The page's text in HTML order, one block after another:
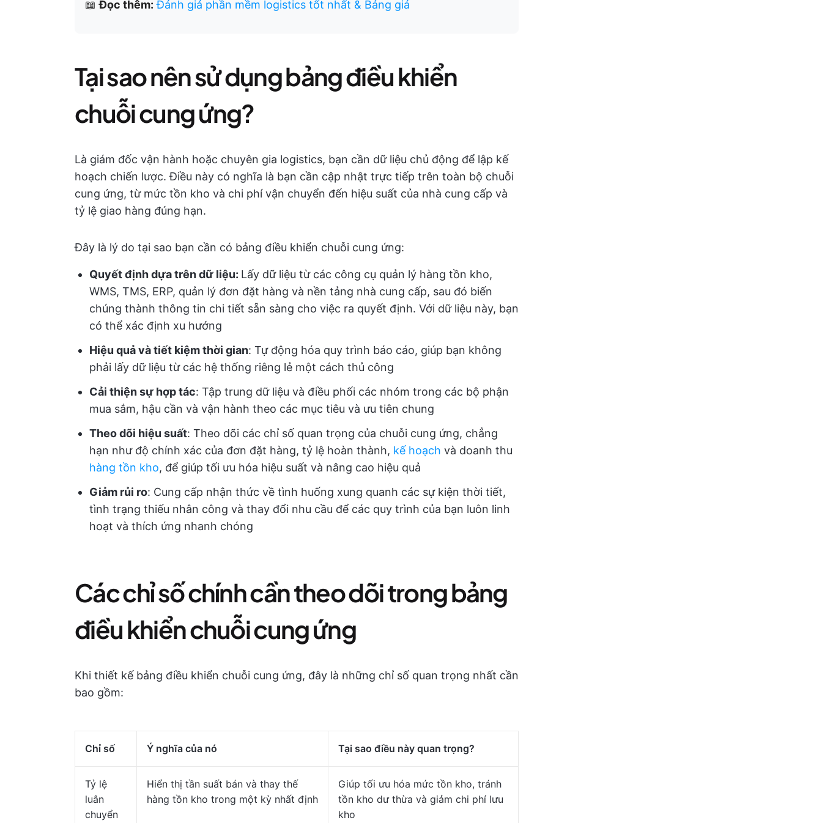
📖Đọc thêm: Đánh giá phần mềm logistics tốt nhất & Bảng giá
Tại sao nên sử dụng bảng điều khiển
chuỗi cung ứng?
Là giám đốc vận hành hoặc chuyên gia logistics, bạn cần dữ liệu chủ động để lập kế
hoạch chiến lược. Điều này có nghĩa là bạn cần cập nhật trực tiếp trên toàn bộ chuỗi
cung ứng, từ mức tồn kho và chi phí vận chuyển đến hiệu suất của nhà cung cấp và
tỷ lệ giao hàng đúng hạn.
Đây là lý do tại sao bạn cần có bảng điều khiển chuỗi cung ứng:
Quyết định dựa trên dữ liệu: Lấy dữ liệu từ các công cụ quản lý hàng tồn kho,
WMS, TMS, ERP, quản lý đơn đặt hàng và nền tảng nhà cung cấp, sau đó biến
chúng thành thông tin chi tiết sẵn sàng cho việc ra quyết định. Với dữ liệu này, bạn
có thể xác định xu hướng
Hiệu quả và tiết kiệm thời gian: Tự động hóa quy trình báo cáo, giúp bạn không
phải lấy dữ liệu từ các hệ thống riêng lẻ một cách thủ công
Cải thiện sự hợp tác: Tập trung dữ liệu và điều phối các nhóm trong các bộ phận
mua sắm, hậu cần và vận hành theo các mục tiêu và ưu tiên chung
Theo dõi hiệu suất: Theo dõi các chỉ số quan trọng của chuỗi cung ứng, chẳng
hạn như độ chính xác của đơn đặt hàng, tỷ lệ hoàn thành, kế hoạch và doanh thu
hàng tồn kho, để giúp tối ưu hóa hiệu suất và nâng cao hiệu quả
Giảm rủi ro: Cung cấp nhận thức về tình huống xung quanh các sự kiện thời tiết,
tình trạng thiếu nhân công và thay đổi nhu cầu để các quy trình của bạn luôn linh
hoạt và thích ứng nhanh chóng
Các chỉ số chính cần theo dõi trong bảng
điều khiển chuỗi cung ứng
Khi thiết kế bảng điều khiển chuỗi cung ứng, đây là những chỉ số quan trọng nhất cần
bao gồm:
Chỉ số Ý nghĩa của nó Tại sao điều này quan trọng?
Tỷ lệ
luân
chuyển
Hiển thị tần suất bán và thay thế
hàng tồn kho trong một kỳ nhất định
Giúp tối ưu hóa mức tồn kho, tránh
tồn kho dư thừa và giảm chi phí lưu
kho